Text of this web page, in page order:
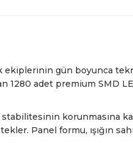
ekiplerinin gün boyunca
adet premium SMD
korunmasına
Panel formu, ışığın